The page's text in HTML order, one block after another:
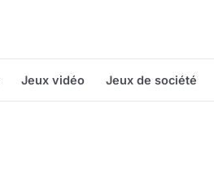
Jeux vidéo Jeux de société